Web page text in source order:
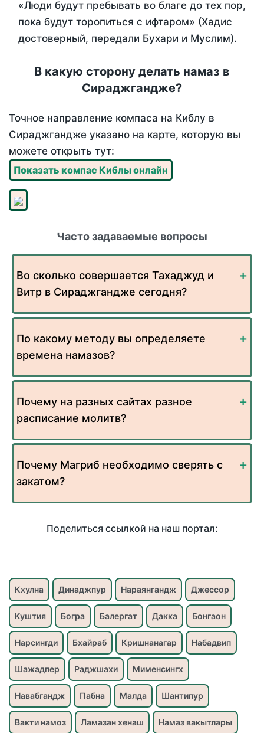
«Люди будут пребывать во благе до тех пор,
пока будут торопиться с ифтаром» (Хадис
достоверный, передали Бухари и Муслим).
В какую сторону делать намаз в
Сираджгандже?
Точное направление компаса на Киблу в
Сираджгандже указано на карте, которую вы
можете открыть тут:
Показать компас Киблы онлайн
Часто задаваемые вопросы
Во сколько совершается Тахаджуд и
Витр в Сираджгандже сегодня?
По какому методу вы определяете
времена намазов?
Почему на разных сайтах разное
расписание молитв?
Почему Магриб необходимо сверять с
закатом?
Поделиться ссылкой на наш портал:
Кхулна Динаджпур Нараянгандж Джессор
Куштия Богра Балергат Дакка Бонгаон
Нарсингди Бхайраб Кришнанагар Набадвип
Шажадпер Раджшахи Мименсингх
Навабгандж Пабна Малда Шантипур
Вакти намоз Ламазан хенаш Намаз вакытлары